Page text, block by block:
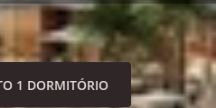
1 DORMITÓRIO